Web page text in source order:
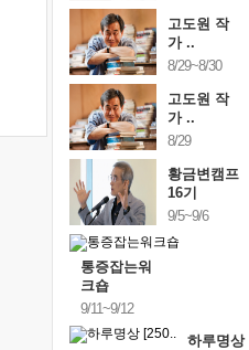
고도원 작
가 ..
8/29~8/30
고도원 작
가 ..
8/29
황금변캠프
16기
9/5~9/6
통증잡는워
크숍
9/11~9/12
하루명상